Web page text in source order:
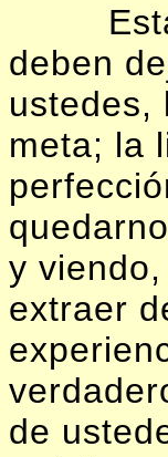
deben
ustedes,
meta; la
y
extraer
de